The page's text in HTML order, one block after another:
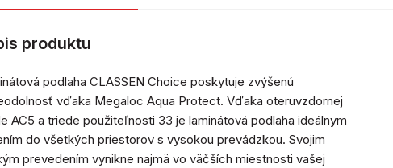
produktu
podlaha CLASSEN Choice poskytuje zvýšenú
vďaka Megaloc Aqua Protect. Vďaka oteruvzdornej
AC5 a triede použiteľnosti 33 je laminátová podlaha ideálnym
do všetkých priestorov s vysokou prevádzkou. Svojim
prevedením vynikne najmä vo väčších miestnosti vašej